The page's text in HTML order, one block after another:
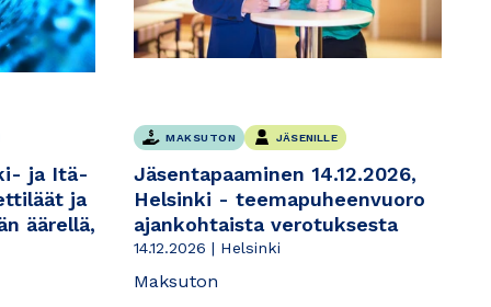
ja Itä-
ja
äärellä,
MAKSUTON JÄSENILLE
Jäsentapaaminen 14.12.2026,
Helsinki - teemapuheenvuoro
ajankohtaista verotuksesta
14.12.2026 | Helsinki
Maksuton